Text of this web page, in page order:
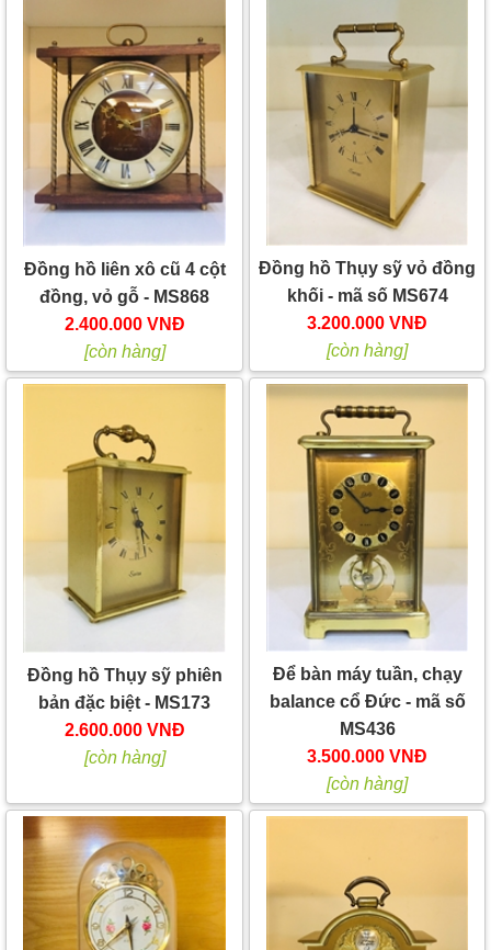
Đồng hồ liên xô cũ 4 cột
đồng, vỏ gỗ - MS868
2.400.000 VNĐ
[còn hàng]
Đồng hồ Thụy sỹ vỏ đồng
khối - mã số MS674
3.200.000 VNĐ
[còn hàng]
Đồng hồ Thụy sỹ phiên
bản đặc biệt - MS173
2.600.000 VNĐ
[còn hàng]
Để bàn máy tuần, chạy
balance cổ Đức - mã số
MS436
3.500.000 VNĐ
[còn hàng]